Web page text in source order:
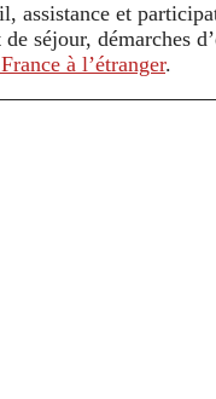
assistance et
séjour, démarches
à l’étranger.